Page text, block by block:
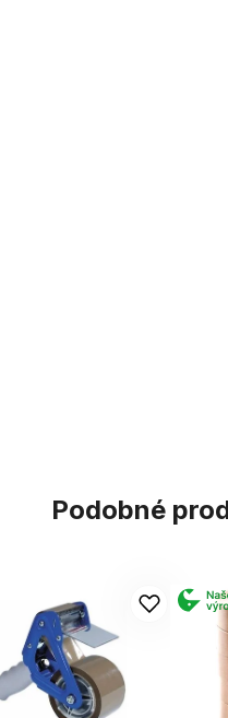
Podobné